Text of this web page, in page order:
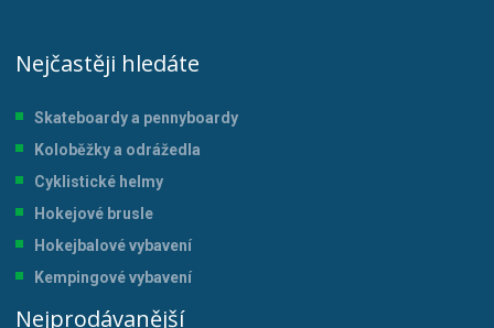
Nejčastěji hledáte
Skateboardy a pennyboardy
Koloběžky a odrážedla
Cyklistické helmy
Hokejové brusle
Hokejbalové vybavení
Kempingové vybavení
Nejprodávanější